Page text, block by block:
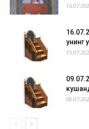
унинг